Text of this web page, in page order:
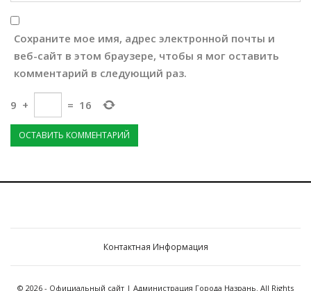
Сохраните мое имя, адрес электронной почты и
веб-сайт в этом браузере, чтобы я мог оставить
комментарий в следующий раз.
9 + = 16
Контактная Информация
© 2026 - Официальный сайт | Администрация Города Назрань. All Rights